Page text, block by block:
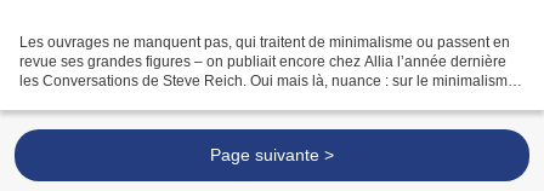
Les ouvrages ne manquent pas, qui traitent de minimalisme ou passent en
revue ses grandes figures – on publiait encore chez Allia l’année dernière
les Conversations de Steve Reich. Oui mais là, nuance : sur le minimalisme,
Page suivante >